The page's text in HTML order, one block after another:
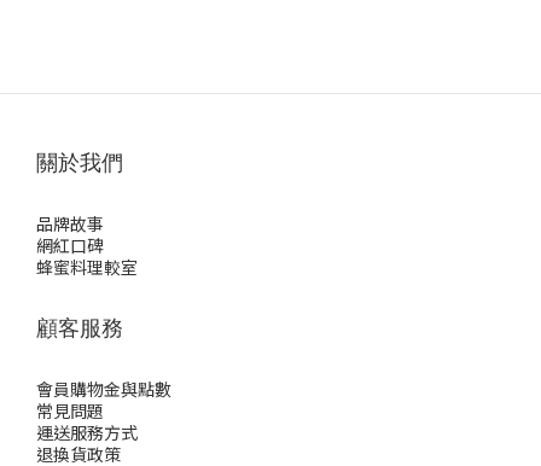
關於我們
品牌故事
網紅口碑
蜂蜜料理較室
顧客服務
會員購物金與點數
常見問題
運送服務方式
退換貨政策